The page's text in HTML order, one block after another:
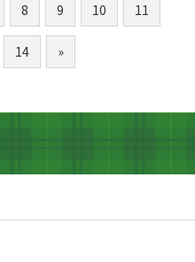
8 9 10 11
14 »